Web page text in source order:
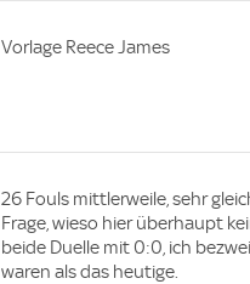
Vorlage Reece James
26 Fouls mittlerweile, sehr
Frage, wieso hier überhaupt
beide Duelle mit 0:0, ich
waren als das heutige.